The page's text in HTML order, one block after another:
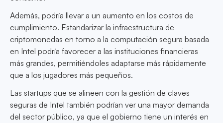
Además, podría llevar a un aumento en los costos de
cumplimiento. Estandarizar la infraestructura de
criptomonedas en torno a la computación segura basada
en Intel podría favorecer a las instituciones financieras
más grandes, permitiéndoles adaptarse más rápidamente
que a los jugadores más pequeños.
Las startups que se alineen con la gestión de claves
seguras de Intel también podrían ver una mayor demanda
del sector público, ya que el gobierno tiene un interés en